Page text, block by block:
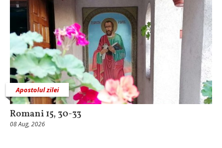
Apostolul zilei
Romani 15, 30-33
08 Aug, 2026